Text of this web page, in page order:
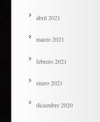
abril 2021
marzo 2021
febrero 2021
enero 2021
diciembre 2020